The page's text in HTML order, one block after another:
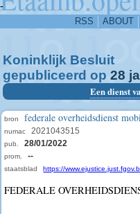
-
RSS ABOUT
Koninklijk Besluit
gepubliceerd op 28
Een dienst
bron federale overheidsdienst
numac 2021043515
pub. 28/01/2022
prom. --
staatsblad https://
FEDERALE